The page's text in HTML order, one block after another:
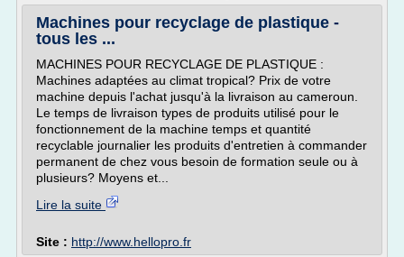
Machines pour recyclage de plastique -
tous les ...
MACHINES POUR RECYCLAGE DE PLASTIQUE :
Machines adaptées au climat tropical? Prix de votre
machine depuis l'achat jusqu'à la livraison au cameroun.
Le temps de livraison types de produits utilisé pour le
fonctionnement de la machine temps et quantité
recyclable journalier les produits d'entretien à commander
permanent de chez vous besoin de formation seule ou à
plusieurs? Moyens et...
Lire la suite
Site : http://www.hellopro.fr